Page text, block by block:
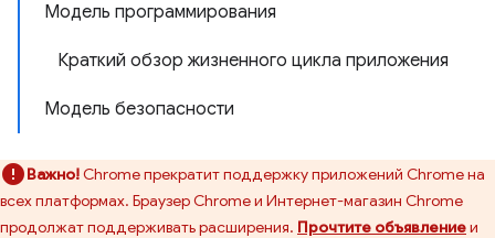
Модель программирования
Краткий обзор жизненного цикла приложения
Модель безопасности
Важно!Chrome прекратит поддержку приложений Chrome на
всех платформах. Браузер Chrome и Интернет-магазин Chrome
продолжат поддерживать расширения. Прочтите объявлениеи